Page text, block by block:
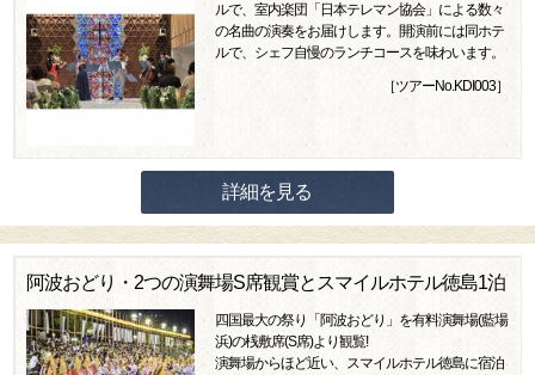
ルで、室内楽団「日本テレマン協会」による数々
の名曲の演奏をお届けします。開演前には同ホテ
ルで、シェフ自慢のランチコースを味わいます。
［ツアーNo.KDI003］
詳細を見る
阿波おどり・2つの演舞場S席観賞とスマイルホテル徳島1泊
四国最大の祭り「阿波おどり」を有料演舞場(藍場
浜)の桟敷席(S席)より観覧!
演舞場からほど近い、スマイルホテル徳島に宿泊